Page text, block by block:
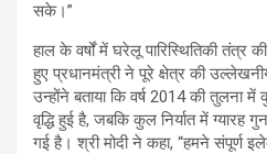
सके।”
हाल के वर्षों में घरेलू पारिस्थितिकी
हुए प्रधानमंत्री ने पूरे क्षेत्र की
उन्होंने बताया कि वर्ष 2014 की तुलना
वृद्धि हुई है, जबकि कुल निर्यात में ग्यारह
गई है। श्री मोदी ने कहा, “हमने संपूर्ण